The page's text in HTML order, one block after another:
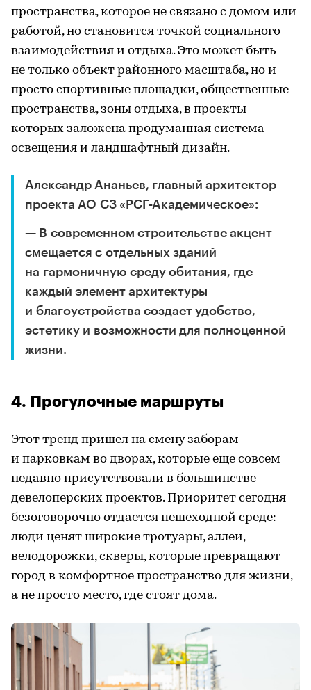
пространства, которое не связано с домом или
работой, но становится точкой социального
взаимодействия и отдыха. Это может быть
не только объект районного масштаба, но и
просто спортивные площадки, общественные
пространства, зоны отдыха, в проекты
которых заложена продуманная система
освещения и ландшафтный дизайн.
Александр Ананьев, главный архитектор
проекта АО СЗ «РСГ-Академическое»:
— В современном строительстве акцент
смещается с отдельных зданий
на гармоничную среду обитания, где
каждый элемент архитектуры
и благоустройства создает удобство,
эстетику и возможности для полноценной
жизни.
4. Прогулочные маршруты
Этот тренд пришел на смену заборам
и парковкам во дворах, которые еще совсем
недавно присутствовали в большинстве
девелоперских проектов. Приоритет сегодня
безоговорочно отдается пешеходной среде:
люди ценят широкие тротуары, аллеи,
велодорожки, скверы, которые превращают
город в комфортное пространство для жизни,
а не просто место, где стоят дома.